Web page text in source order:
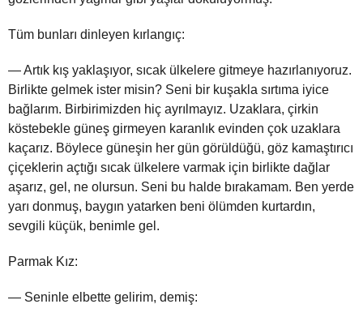
Tüm bunları dinleyen kırlangıç:
— Artık kış yaklaşıyor, sıcak ülkelere gitmeye hazırlanıyoruz.
Birlikte gelmek ister misin? Seni bir kuşakla sırtıma iyice
bağlarım. Birbirimizden hiç ayrılmayız. Uzaklara, çirkin
köstebekle güneş girmeyen karanlık evinden çok uzaklara
kaçarız. Böylece güneşin her gün görüldüğü, göz kamaştırıcı
çiçeklerin açtığı sıcak ülkelere varmak için birlikte dağlar
aşarız, gel, ne olursun. Seni bu halde bırakamam. Ben yerde
yarı donmuş, baygın yatarken beni ölümden kurtardın,
sevgili küçük, benimle gel.
Parmak Kız:
— Seninle elbette gelirim, demiş: